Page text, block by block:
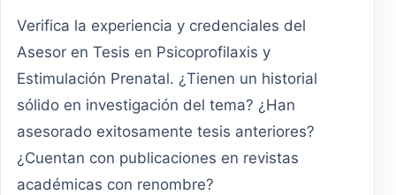
Verifica la experiencia y credenciales del
Asesor en Tesis en Psicoprofilaxis y
Estimulación Prenatal. ¿Tienen un historial
sólido en investigación del tema? ¿Han
asesorado exitosamente tesis anteriores?
¿Cuentan con publicaciones en revistas
académicas con renombre?